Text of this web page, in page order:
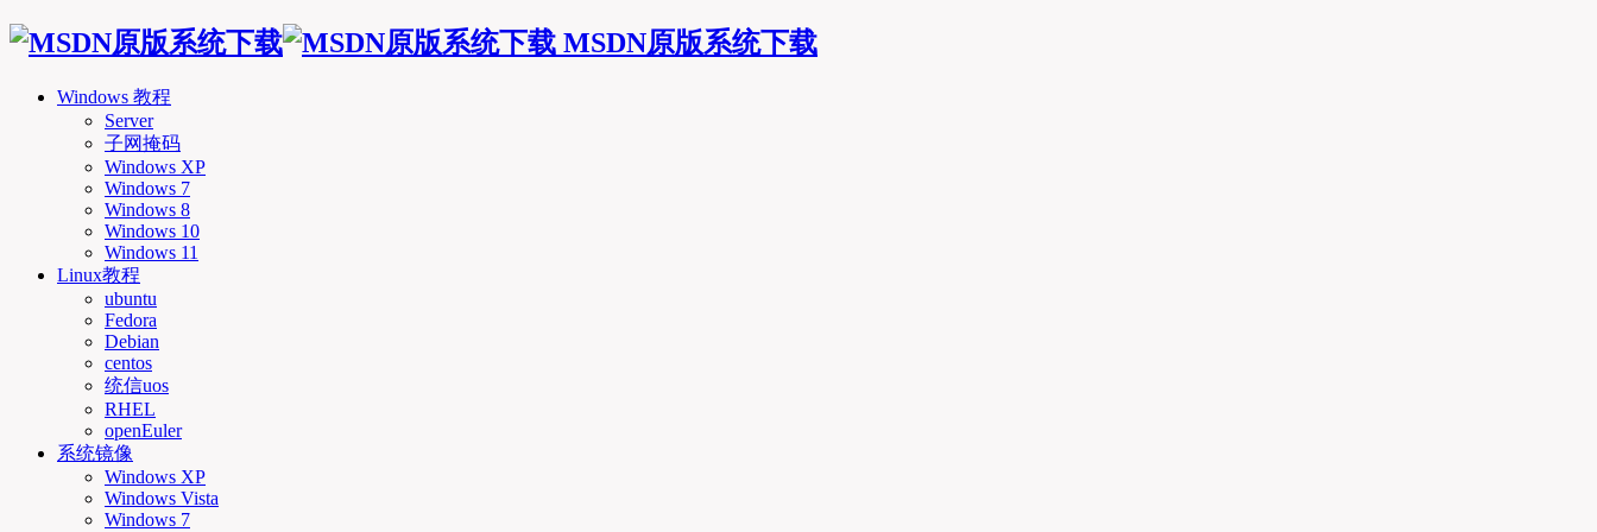
MSDN原版系统下载
Windows 教程
Server
子网掩码
Windows XP
Windows 7
Windows 8
Windows 10
Windows 11
Linux教程
ubuntu
Fedora
Debian
centos
统信uos
RHEL
openEuler
系统镜像
Windows XP
Windows Vista
Windows 7